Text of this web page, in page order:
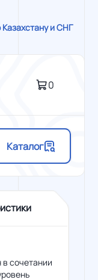
и СНГ
0
Каталог
сочетании